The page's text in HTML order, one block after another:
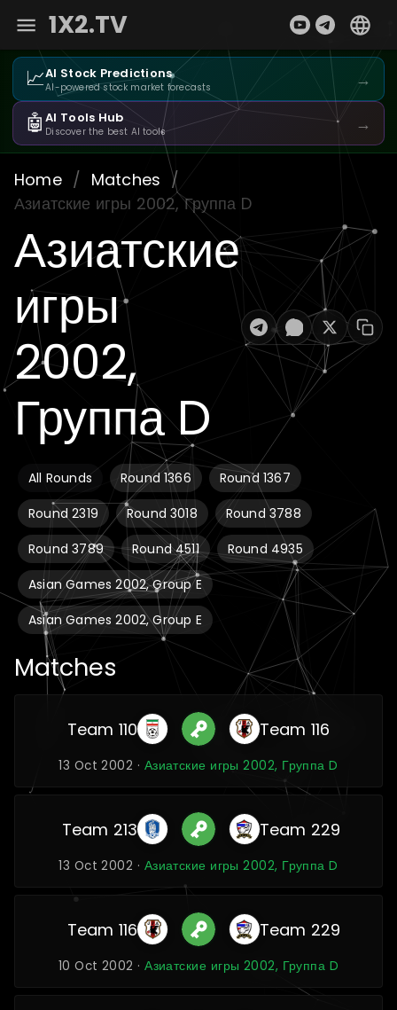
1X2.TV
📈AI Stock Predictions
AI-powered stock market forecasts →
🤖AI Tools Hub
Discover the best AI tools →
Home / Matches /
Азиатские игры 2002, Группа D
Азиатские
игры
2002,
Группа D
All Rounds Round 1366
Round 1367
Round 2319
Round 3018
Round 3788
Round 3789
Round 4511
Round 4935
Asian Games 2002, Group E
Asian Games 2002, Group E
Matches
Team 110 Team 116
13 Oct 2002 · Азиатские игры 2002, Группа D
Team 213 Team 229
13 Oct 2002 · Азиатские игры 2002, Группа D
Team 116 Team 229
10 Oct 2002 ·Азиатские игры 2002, Группа D